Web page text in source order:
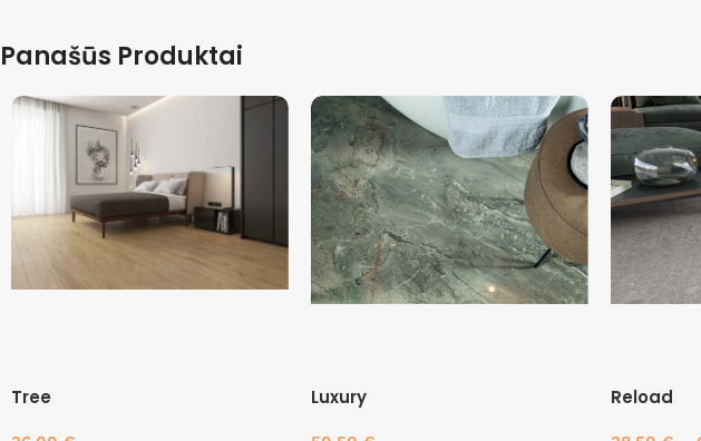
Panašūs Produktai
Tree Luxury Reload